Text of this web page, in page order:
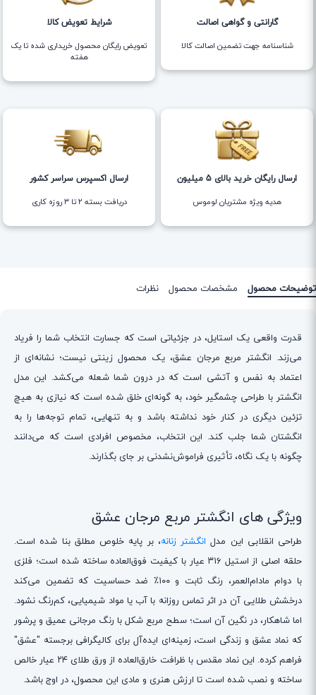
گارانتی و گواهی اصالت
شناسنامه جهت تضمین اصالت کالا
شرایط تعویض کالا
تعویض رایگان محصول خریداری شده تا یک
هفته
ارسال رایگان خرید بالای 5 میلیون
هدیه ویژه مشتریان لوموس
ارسال اکسپرس سراسر کشور
دریافت بسته ۲ تا ۳ روزه کاری
توضیحات محصول مشخصات محصول نظرات
قدرت واقعی یک استایل، در جزئیاتی است که جسارت انتخاب شما را فریاد
می‌زند. انگشتر مربع مرجان عشق، یک محصول زینتی نیست؛ نشانه‌ای از
اعتماد به نفس و آتشی است که در درون شما شعله می‌کشد. این مدل
انگشتر با طراحی چشمگیر خود، به گونه‌ای خلق شده است که نیازی به هیچ
تزئین دیگری در کنار خود نداشته باشد و به تنهایی، تمام توجه‌ها را به
انگشتان شما جلب کند. این انتخاب، مخصوص افرادی است که می‌دانند
چگونه با یک نگاه، تأثیری فراموش‌نشدنی بر جای بگذارند.
ویژگی های انگشتر مربع مرجان عشق
طراحی انقلابی این مدل انگشتر زنانه، بر پایه خلوص مطلق بنا شده است.
حلقه اصلی از استیل ۳۱۶ عیار با کیفیت فوق‌العاده ساخته شده است؛ فلزی
با دوام مادام‌العمر، رنگ ثابت و ۱۰۰٪ ضد حساسیت که تضمین می‌کند
درخشش طلایی آن در اثر تماس روزانه با آب یا مواد شیمیایی، کم‌رنگ نشود.
اما شاهکار، در نگین آن است؛ سطح مربع شکل با رنگ مرجانی عمیق و پرشور
که نماد عشق و زندگی است، زمینه‌ای ایده‌آل برای کالیگرافی برجسته "عشق"
فراهم کرده. این نماد مقدس با ظرافت خارق‌العاده از ورق طلای ۲۴ عیار خالص
ساخته و نصب شده است تا ارزش هنری و مادی این محصول، در اوج باشد.